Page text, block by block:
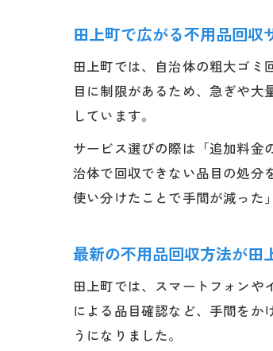
田上町で広がる不用品回収
田上町では、自治体の粗大ゴ
目に制限があるため、急ぎや
しています。
サービス選びの際は「追加料金
治体で回収できない品目の処分
使い分けたことで手間が減った
最新の不用品回収方法が田
田上町では、スマートフォンや
による品目確認など、手間を
うになりました。